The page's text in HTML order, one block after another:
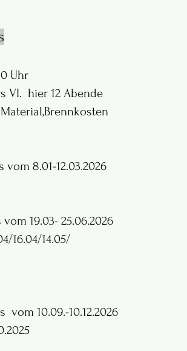
Uhr
VI. hier 12 Abende
8.01-12.03.2026
19.03- 25.06.2026
16.04/14.05/
vom 10.09.-10.12.2026